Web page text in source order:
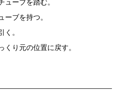
ーブを踏む。
ブを持つ。
。
り元の位置に戻す。